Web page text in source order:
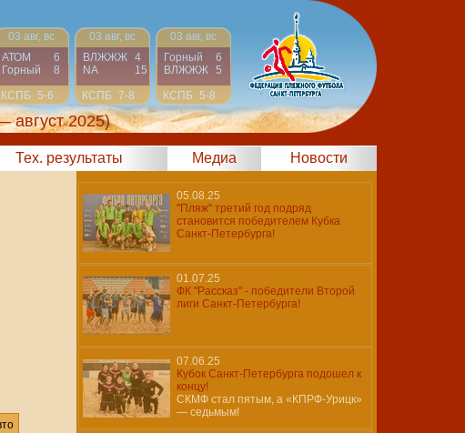
03 авг, вс
АТОМ
6
Горный
8
КСПБ 5-6
03 авг, вс
ВЛЖЖЖ 4
NA
15
КСПБ 7-8
03 авг, вс
Горный
6
ВЛЖЖЖ 5
КСПБ 5-8
август 2025)
Тех. результаты Медиа Новости
05.08.25
"Пляж" третий год подряд
становится победителем Кубка
Санкт-Петербурга!
01.07.25
ФК "Рассказ" - победители Второй
лиги Санкт-Петербурга!
07.06.25
Кубок Санкт-Петербурга подошел к
концу!
СКМФ стал пятым, а «КПРФ-Урицк»
— седьмым!